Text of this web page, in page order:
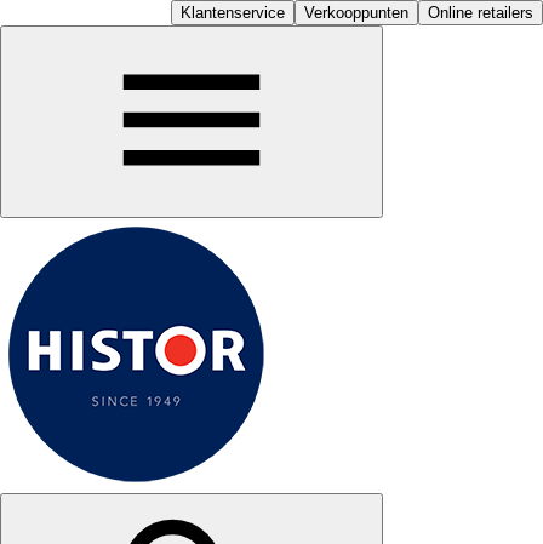
Klantenservice Verkooppunten Online retailers